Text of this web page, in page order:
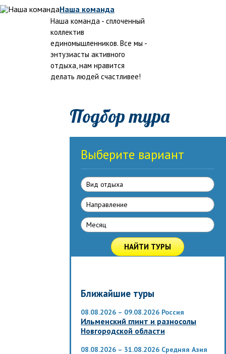
Наша команда
Наша команда - сплоченный
коллектив
единомышленников. Все мы -
энтузиасты активного
отдыха, нам нравится
делать людей счастливее!
Подбор тура
Выберите вариант
Вид отдыха
Направлениe
Месяц
НАЙТИ ТУРЫ
Ближайшие туры
08.08.2026 – 09.08.2026 Россия
Ильменский глинт и разносолы
Новгородской области
08.08.2026 – 31.08.2026 Средняя Азия